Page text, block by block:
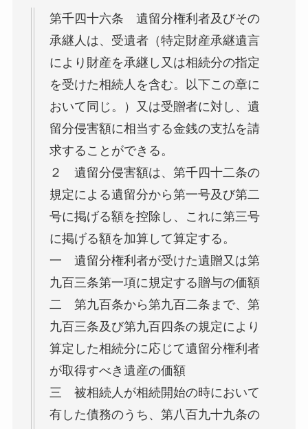
第千四十六条 遺留分権利者及びその
承継人は、受遺者（特定財産承継遺言
により財産を承継し又は相続分の指定
を受けた相続人を含む。以下この章に
おいて同じ。）又は受贈者に対し、遺
留分侵害額に相当する金銭の支払を請
求することができる。
２ 遺留分侵害額は、第千四十二条の
規定による遺留分から第一号及び第二
号に掲げる額を控除し、これに第三号
に掲げる額を加算して算定する。
一 遺留分権利者が受けた遺贈又は第
九百三条第一項に規定する贈与の価額
二 第九百条から第九百二条まで、第
九百三条及び第九百四条の規定により
算定した相続分に応じて遺留分権利者
が取得すべき遺産の価額
三 被相続人が相続開始の時において
有した債務のうち、第八百九十九条の